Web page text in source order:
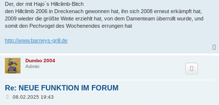
Der, der mit Hajo´s Hillclimb-Bitch
den Hillclimb 2006 in Dreckenach gewonnen hat, ihn sich 2008 erneut erkämpft hat,
2009 wieder die größte Weite erziehlt hat, von dem Damenteam überrollt wurde, und
somit den Pechvogel des Wochenendes errungen hat
http://www.barneys-grill.de
Dumbo 2004
Admin
Re: NEUE FUNKTION IM FORUM
B08.02.2025 19:43